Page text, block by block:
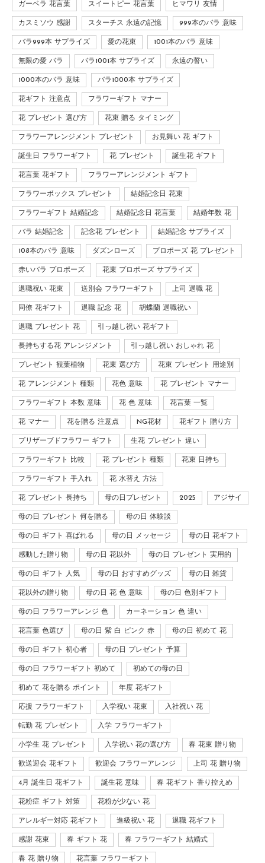
ガーベラ 花言葉 スイートピー 花言葉 ヒマワリ 友情
カスミソウ 感謝 スターチス 永遠の記憶 999本のバラ 意味
バラ999本 サプライズ 愛の花束 1001本のバラ 意味
無限の愛 バラ バラ1001本 サプライズ 永遠の誓い
1000本のバラ 意味 バラ1000本 サプライズ
花ギフト 注意点 フラワーギフト マナー
花 プレゼント 選び方 花束 贈る タイミング
フラワーアレンジメント プレゼント お見舞い 花 ギフト
誕生日 フラワーギフト 花 プレゼント 誕生花 ギフト
花言葉 花ギフト フラワーアレンジメント ギフト
フラワーボックス プレゼント 結婚記念日 花束
フラワーギフト 結婚記念 結婚記念日 花言葉 結婚年数 花
バラ 結婚記念 記念花 プレゼント 結婚記念 サプライズ
108本のバラ 意味 ダズンローズ プロポーズ 花 プレゼント
赤いバラ プロポーズ 花束 プロポーズ サプライズ
退職祝い 花束 送別会 フラワーギフト 上司 退職 花
同僚 花ギフト 退職 記念 花 胡蝶蘭 退職祝い
退職 プレゼント 花 引っ越し祝い 花ギフト
長持ちする花 アレンジメント 引っ越し祝い おしゃれ 花
プレゼント 観葉植物 花束 選び方 花束 プレゼント 用途別
花 アレンジメント 種類 花色 意味 花 プレゼント マナー
フラワーギフト 本数 意味 花 色 意味 花言葉 一覧
花 マナー 花を贈る 注意点 NG花材 花ギフト 贈り方
プリザーブドフラワー ギフト 生花 プレゼント 違い
フラワーギフト 比較 花 プレゼント 種類 花束 日持ち
フラワーギフト 手入れ 花 水替え 方法
花 プレゼント 長持ち 母の日プレゼント 2025 アジサイ
母の日 プレゼント 何を贈る 母の日 体験談
母の日 ギフト 喜ばれる 母の日 メッセージ 母の日 花ギフト
感動した贈り物 母の日 花以外 母の日 プレゼント 実用的
母の日 ギフト 人気 母の日 おすすめグッズ 母の日 雑貨
花以外の贈り物 母の日 花 色 意味 母の日 色別ギフト
母の日 フラワーアレンジ 色 カーネーション 色 違い
花言葉 色選び 母の日 紫 白 ピンク 赤 母の日 初めて 花
母の日 ギフト 初心者 母の日 プレゼント 予算
母の日 フラワーギフト 初めて 初めての母の日
初めて 花を贈る ポイント 年度 花ギフト
応援 フラワーギフト 入学祝い 花束 入社祝い 花
転勤 花 プレゼント 入学 フラワーギフト
小学生 花 プレゼント 入学祝い 花の選び方 春 花束 贈り物
歓送迎会 花ギフト 歓迎会 フラワーアレンジ 上司 花 贈り物
4月 誕生日 花ギフト 誕生花 意味 春 花ギフト 香り控えめ
花粉症 ギフト 対策 花粉が少ない 花
アレルギー対応 花ギフト 進級祝い 花 退職 花ギフト
感謝 花束 春 ギフト 花 春 フラワーギフト 結婚式
春 花 贈り物 花言葉 フラワーギフト